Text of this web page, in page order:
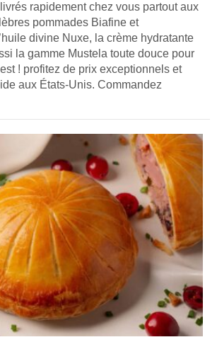
rapidement chez vous partout aux
pommades Biafine et
divine Nuxe, la crème hydratante
la gamme Mustela toute douce pour
! profitez de prix exceptionnels et
aux États-Unis. Commandez